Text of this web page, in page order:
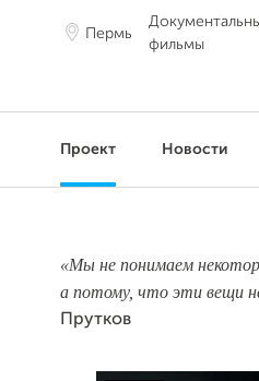
Пермь
фильмы
Проект Новости
«Мы не понимаем
а потому, что эти вещи
Прутков